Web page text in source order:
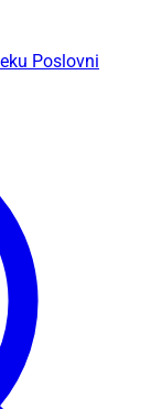
Poslovni